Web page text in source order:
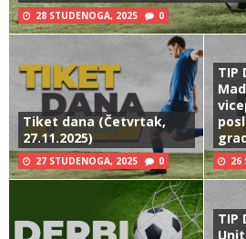
28 STUDENOGA, 2025 0
Tiket dana (Četvrtak,
27.11.2025)
27 STUDENOGA, 2025 0
TIP
26
TIP